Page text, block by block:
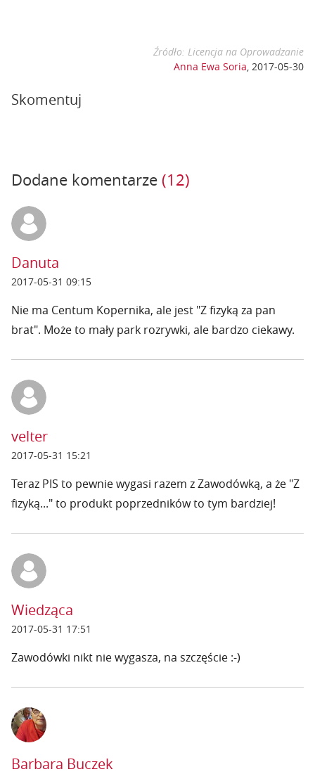
Źródło: Licencja na Oprowadzanie
Anna Ewa Soria, 2017-05-30
Skomentuj
Dodane komentarze (12)
Danuta
2017-05-31 09:15
Nie ma Centum Kopernika, ale jest "Z fizyką za pan
brat". Może to mały park rozrywki, ale bardzo ciekawy.
velter
2017-05-31 15:21
Teraz PIS to pewnie wygasi razem z Zawodówką, a że "Z
fizyką..." to produkt poprzedników to tym bardziej!
Wiedząca
2017-05-31 17:51
Zawodówki nikt nie wygasza, na szczęście :-)
Barbara Buczek